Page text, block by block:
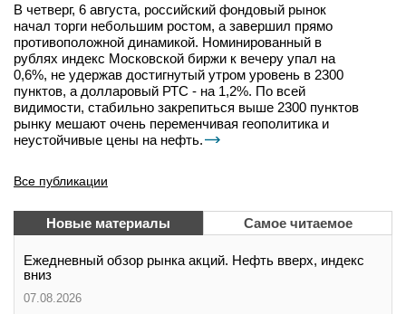
В четверг, 6 августа, российский фондовый рынок
начал торги небольшим ростом, а завершил прямо
противоположной динамикой. Номинированный в
рублях индекс Московской биржи к вечеру упал на
0,6%, не удержав достигнутый утром уровень в 2300
пунктов, а долларовый РТС - на 1,2%. По всей
видимости, стабильно закрепиться выше 2300 пунктов
рынку мешают очень переменчивая геополитика и
неустойчивые цены на нефть.
Все публикации
Новые материалы Самое читаемое
Ежедневный обзор рынка акций. Нефть вверх, индекс
вниз
07.08.2026